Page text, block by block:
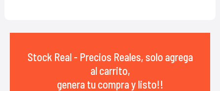
Stock Real - Precios Reales, solo agrega
al carrito,
genera tu compra y listo!!